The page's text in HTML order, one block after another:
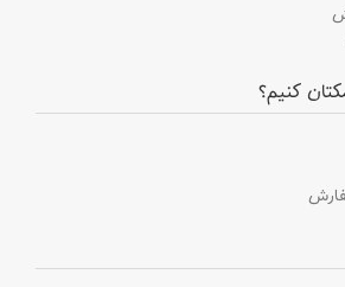
کنیم؟